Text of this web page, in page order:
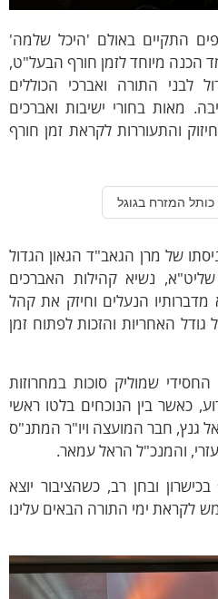
התקיים באולם 'היכל שלמה'
מיוחד לזמן חורף הבעל"ט,
התורה ואברכי הכוללים
מאות בחורי ישיבות ואברכים
והתעוררות לקראת זמן חורף
המזרח בגוגל
של מרן הגאב"ד הגאון הגדול
נשיא קהילות האברכים
הנעלים וחיזק את קהל
האחריות והזכות לפתוח זמן
שמוליק סוכות במחרוזות
כאשר בין הנוכחים בלטו ראשי
גנץ, חבר המועצה ויו"ר המתנ"ס
והמנכ"ל הראל עמאר.
ובחן רב, כשהציבור יוצא
ימי התורה הבאים עלינו